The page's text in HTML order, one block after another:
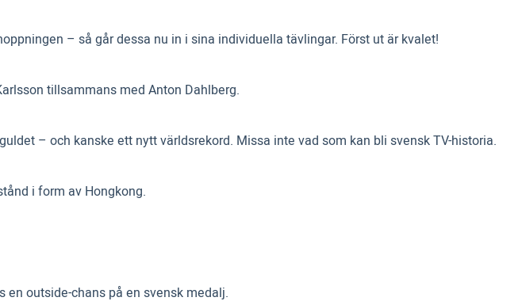
– så går dessa nu in i sina individuella tävlingar. Först ut är kvalet!
tillsammans med Anton Dahlberg.
– och kanske ett nytt världsrekord. Missa inte vad som kan bli svensk TV-historia.
i form av Hongkong.
outside-chans på en svensk medalj.